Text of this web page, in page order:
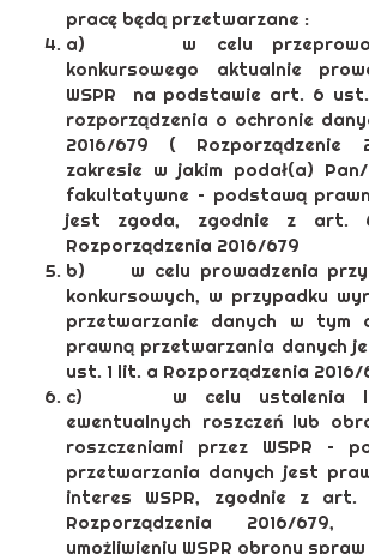
pracę będą przetwarzane :
a) w celu
konkursowego aktualnie
WSPR na podstawie art. 6
rozporządzenia o ochronie
2016/679 ( Rozporządzenie
zakresie w jakim podał(a)
fakultatywne – podstawą
jest zgoda, zgodnie z
Rozporządzenia 2016/679
b) w celu prowadzenia
konkursowych, w przypadku
przetwarzanie danych w tym
prawną przetwarzania danych
ust. 1 lit. a Rozporządzenia 2016/
c) w celu ustalenia lub
ewentualnych roszczeń lub
roszczeniami przez WSPR –
przetwarzania danych jest
interes WSPR, zgodnie z
Rozporządzenia 2016/
umożliwieniu WSPR obrony